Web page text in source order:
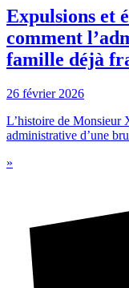
Expulsions et
comment
famille déjà
26 février 2026
L’histoire de Monsieur
administrative d’une
»